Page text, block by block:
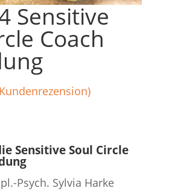
Sensitive
Coach
Kundenrezension)
Sensitive Soul Circle
Psych. Sylvia Harke